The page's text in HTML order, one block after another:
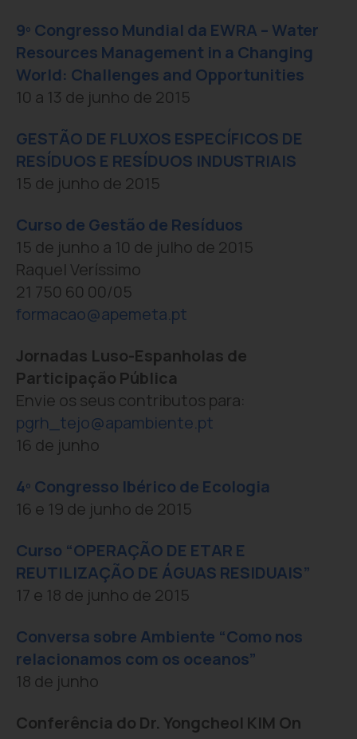
9º Congresso Mundial da EWRA – Water
Resources Management in a Changing
World: Challenges and Opportunities
10 a 13 de junho de 2015
GESTÃO DE FLUXOS ESPECÍFICOS DE
RESÍDUOS E RESÍDUOS INDUSTRIAIS
15 de junho de 2015
Curso de Gestão de Resíduos
15 de junho a 10 de julho de 2015
Raquel Veríssimo
21 750 60 00/05
formacao@apemeta.pt
Jornadas Luso-Espanholas de
Participação Pública
Envie os seus contributos para:
pgrh_tejo@apambiente.pt
16 de junho
4º Congresso Ibérico de Ecologia
16 e 19 de junho de 2015
Curso “OPERAÇÃO DE ETAR E
REUTILIZAÇÃO DE ÁGUAS RESIDUAIS”
17 e 18 de junho de 2015
Conversa sobre Ambiente “Como nos
relacionamos com os oceanos”
18 de junho
Conferência do Dr. Yongcheol KIM On